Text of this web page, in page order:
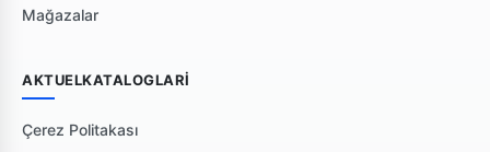
Mağazalar
AKTUELKATALOGLARI
Çerez Politakası